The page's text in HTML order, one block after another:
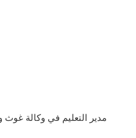
مدير التعليم في وكالة غوث